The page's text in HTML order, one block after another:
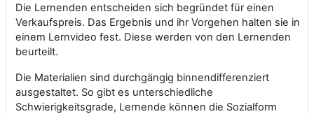
Die Lernenden entscheiden sich begründet für einen
Verkaufspreis. Das Ergebnis und ihr Vorgehen halten sie in
einem Lernvideo fest. Diese werden von den Lernenden
beurteilt.
Die Materialien sind durchgängig binnendifferenziert
ausgestaltet. So gibt es unterschiedliche
Schwierigkeitsgrade, Lernende können die Sozialform